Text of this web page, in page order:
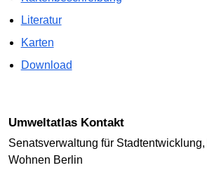
Literatur
Karten
Download
Umweltatlas Kontakt
Senatsverwaltung für
Wohnen Berlin